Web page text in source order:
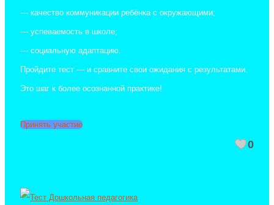
— качество коммуникации ребёнка с окружающими;
— успеваемость в школе;
— социальную адаптацию.
Пройдите тест — и сравните свои ожидания с результатами.
Это шаг к более осознанной практике!
Принять участие
0